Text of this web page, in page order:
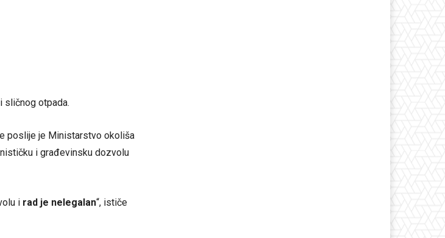
sličnog otpada.
poslije je Ministarstvo okoliša
i građevinsku dozvolu
i rad je nelegalan“, ističe